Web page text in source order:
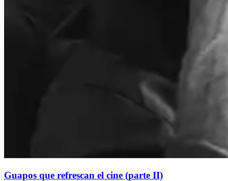
Guapos que refrescan el cine (parte II)